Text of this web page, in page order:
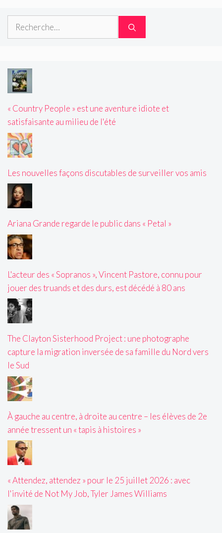
Rechercher :
« Country People » est une aventure idiote et
satisfaisante au milieu de l'été
Les nouvelles façons discutables de surveiller vos amis
Ariana Grande regarde le public dans « Petal »
L'acteur des « Sopranos », Vincent Pastore, connu pour
jouer des truands et des durs, est décédé à 80 ans
The Clayton Sisterhood Project : une photographe
capture la migration inversée de sa famille du Nord vers
le Sud
À gauche au centre, à droite au centre – les élèves de 2e
année tressent un « tapis à histoires »
« Attendez, attendez » pour le 25 juillet 2026 : avec
l'invité de Not My Job, Tyler James Williams